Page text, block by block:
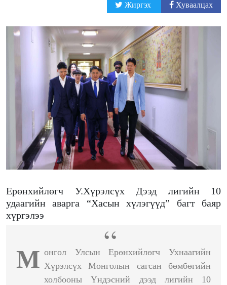
Жиргэх Хуваалцах
Ерөнхийлөгч У.Хүрэлсүх Дээд лигийн 10
удаагийн аварга “Хасын хүлэгүүд” багт баяр
хүргэлээ
М онгол Улсын Ерөнхийлөгч Ухнаагийн
Хүрэлсүх Монголын сагсан бөмбөгийн
холбооны Үндэсний дээд лигийн 10